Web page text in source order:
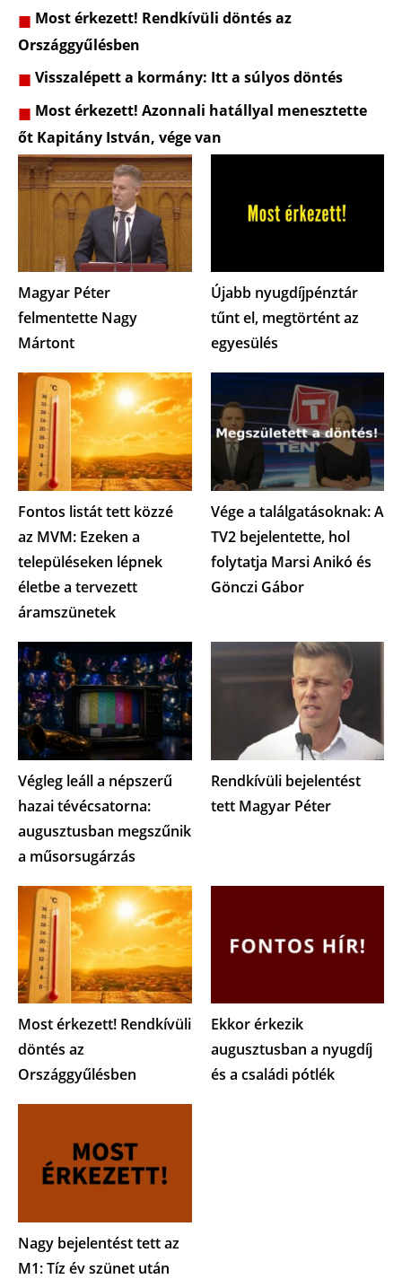
Most érkezett! Rendkívüli döntés az
Országgyűlésben
Visszalépett a kormány: Itt a súlyos döntés
Most érkezett! Azonnali hatállyal menesztette
őt Kapitány István, vége van
Magyar Péter
felmentette Nagy
Mártont
Újabb nyugdíjpénztár
tűnt el, megtörtént az
egyesülés
Fontos listát tett közzé
az MVM: Ezeken a
településeken lépnek
életbe a tervezett
áramszünetek
Vége a találgatásoknak: A
TV2 bejelentette, hol
folytatja Marsi Anikó és
Gönczi Gábor
Végleg leáll a népszerű
hazai tévécsatorna:
augusztusban megszűnik
a műsorsugárzás
Rendkívüli bejelentést
tett Magyar Péter
Most érkezett! Rendkívüli
döntés az
Országgyűlésben
Ekkor érkezik
augusztusban a nyugdíj
és a családi pótlék
Nagy bejelentést tett az
M1: Tíz év szünet után